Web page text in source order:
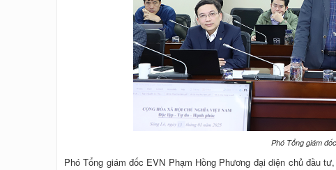
Phó Tổng giám
Phó Tổng giám đốc EVN Phạm Hồng Phương đại diện chủ đầu